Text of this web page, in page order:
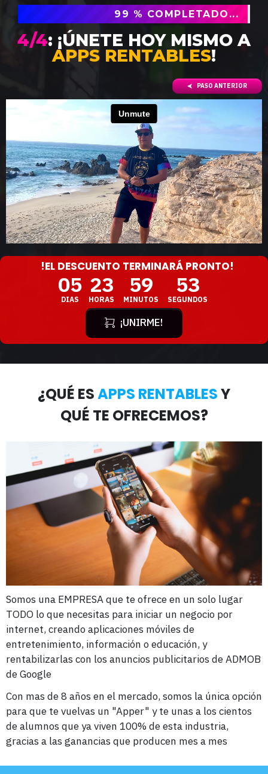
99 % COMPLETADO...
4/4: ¡ÚNETE HOY MISMO A
APPS RENTABLES!
PASO ANTERIOR
!EL DESCUENTO TERMINARÁ PRONTO!
05
DIAS
23
HORAS
59
MINUTOS
51
SEGUNDOS
¡UNIRME!
¿QUÉ ESAPPS RENTABLESY
QUÉ TE OFRECEMOS?
Somos una EMPRESA que te ofrece en un solo lugar
TODO lo que necesitas para iniciar un negocio por
internet, creando aplicaciones móviles de
entretenimiento, información o educación, y
rentabilizarlas con los anuncios publicitarios de ADMOB
de Google
Con mas de 8 años en el mercado, somos la única opción
para que te vuelvas un "Apper" y te unas a los cientos
de alumnos que ya viven 100% de esta industria,
gracias a las ganancias que producen mes a mes